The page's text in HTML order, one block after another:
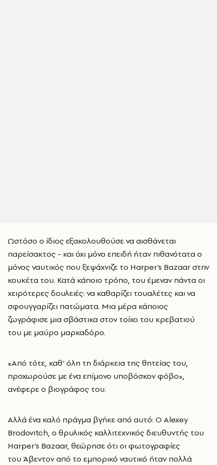
Ωστόσο ο ίδιος εξακολουθούσε να αισθάνεται
παρείσακτος - και όχι μόνο επειδή ήταν πιθανότατα ο
μόνος ναυτικός που ξεψάχνιζε το Harper's Bazaar στην
κουκέτα του. Κατά κάποιο τρόπο, του έμεναν πάντα οι
χειρότερες δουλειές: να καθαρίζει τουαλέτες και να
σφουγγαρίζει πατώματα. Μια μέρα κάποιος
ζωγράφισε μια σβάστικα στον τοίχο του κρεβατιού
του με μαύρο μαρκαδόρο.
«Από τότε, καθ' όλη τη διάρκεια της θητείας του,
προχωρούσε με ένα επίμονο υποβόσκον φόβο»,
ανέφερε ο βιογράφος του.
Αλλά ένα καλό πράγμα βγήκε από αυτό: Ο Alexey
Brodovitch, ο θρυλικός καλλιτεχνικός διευθυντής του
Harper's Bazaar, θεώρησε ότι οι φωτογραφίες
του Άβεντον από το εμπορικό ναυτικό ήταν πολλά